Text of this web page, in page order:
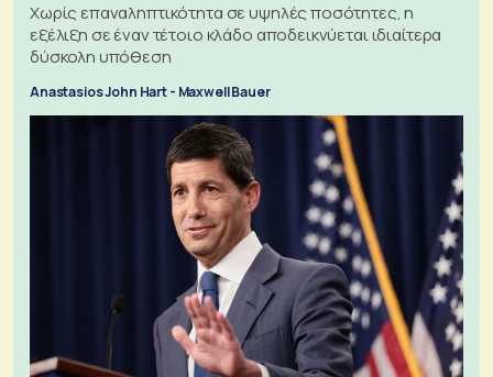
Χωρίς επαναληπτικότητα σε υψηλές ποσότητες, η
εξέλιξη σε έναν τέτοιο κλάδο αποδεικνύεται ιδιαίτερα
δύσκολη υπόθεση
Anastasios John Hart - Maxwell Bauer